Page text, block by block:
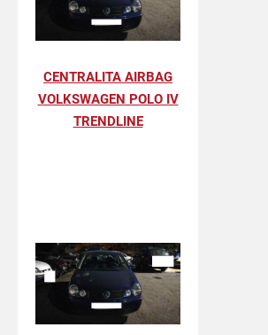
CENTRALITA AIRBAG
VOLKSWAGEN POLO IV
TRENDLINE